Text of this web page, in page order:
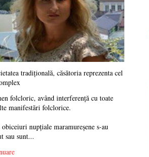
tradiţională, căsătoria reprezenta cel
folcloric, având interferenţă cu toate
manifestări folclorice.
nupţiale maramureşene s-au
sau sunt...